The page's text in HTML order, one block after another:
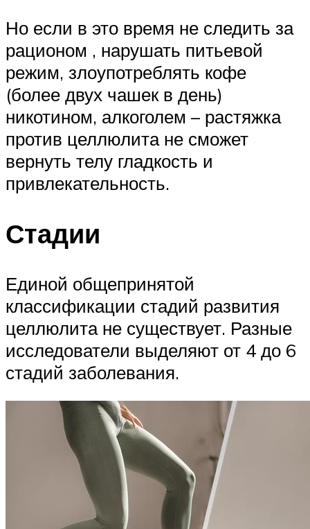
Но если в это время не следить за
рационом , нарушать питьевой
режим, злоупотреблять кофе
(более двух чашек в день)
никотином, алкоголем – растяжка
против целлюлита не сможет
вернуть телу гладкость и
привлекательность.
Стадии
Единой общепринятой
классификации стадий развития
целлюлита не существует. Разные
исследователи выделяют от 4 до 6
стадий заболевания.